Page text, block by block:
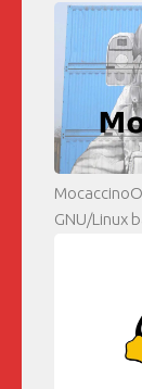
GNU/Linux